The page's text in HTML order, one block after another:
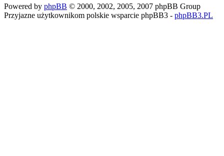
Powered by phpBB © 2000, 2002, 2005, 2007 phpBB Group
Przyjazne użytkownikom polskie wsparcie phpBB3 - phpBB3.PL